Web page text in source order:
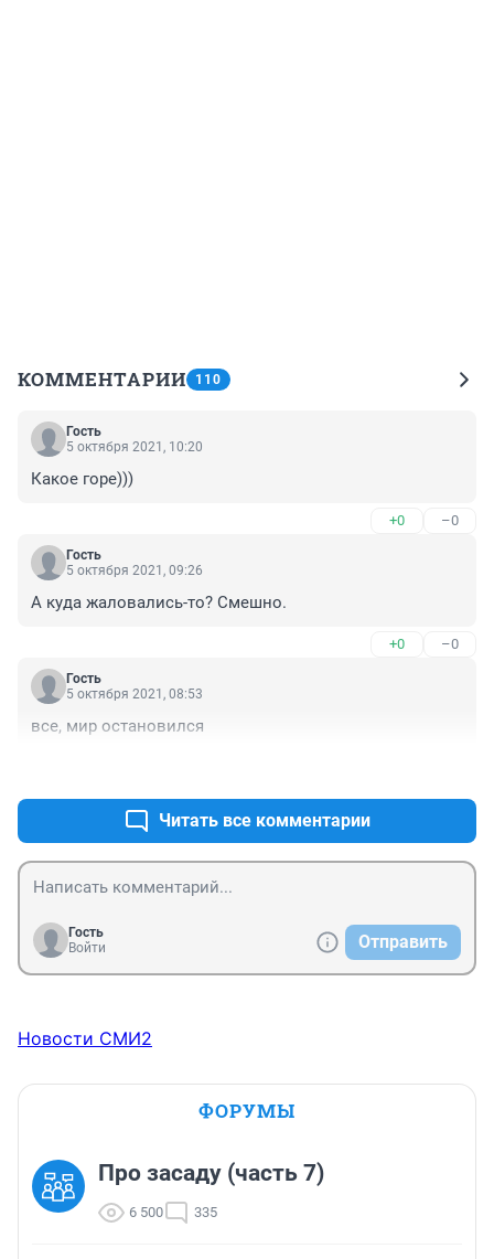
КОММЕНТАРИИ 110
Гость
5 октября 2021, 10:20
Какое горе)))
+0 –0
Гость
5 октября 2021, 09:26
А куда жаловались-то? Смешно.
+0 –0
Гость
5 октября 2021, 08:53
все, мир остановился
Читать все комментарии
Гость
Войти
Отправить
Новости СМИ2
ФОРУМЫ
Про засаду (часть 7)
6 500 335